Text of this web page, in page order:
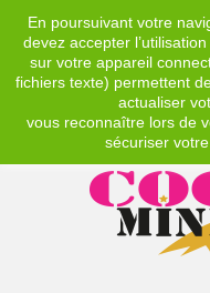
En poursuivant votre
devez accepter
sur votre appareil
fichiers texte) permettent
actualiser
vous reconnaître lors de
sécuriser votre
EUR